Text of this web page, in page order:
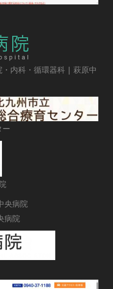
内科・循環器科 | 萩原中
ー
病院